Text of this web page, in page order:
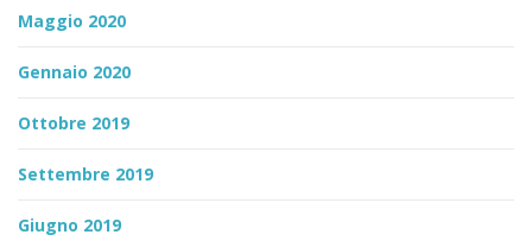
Maggio 2020
Gennaio 2020
Ottobre 2019
Settembre 2019
Giugno 2019